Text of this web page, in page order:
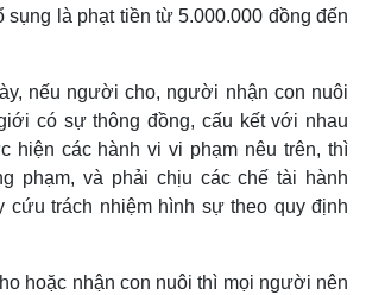
sụng là phạt tiền từ 5.000.000 đồng đến
nếu người cho, người nhận con nuôi
có sự thông đồng, cấu kết với nhau
hiện các hành vi vi phạm nêu trên, thì
phạm, và phải chịu các chế tài hành
cứu trách nhiệm hình sự theo quy định
hoặc nhận con nuôi thì mọi người nên